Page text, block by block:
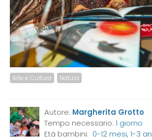
Arte e Cultura Natura
Autore: Margherita Grotto
Tempo necessario: 1 giorno
Età bambini: 0-12 mesi, 1-3